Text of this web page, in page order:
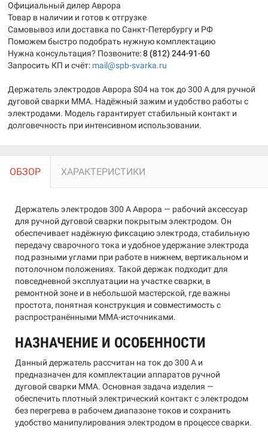
Официальный дилер Аврора
Товар в наличии и готов к отгрузке
Самовывоз или доставка по Санкт-Петербургу и РФ
Поможем быстро подобрать нужную комплектацию
Нужна консультация? Позвоните:8 (812) 244-91-60
Запросить КП и счёт: mail@spb-svarka.ru
Держатель электродов Аврора S04 на ток до 300 А для ручной
дуговой сварки MMA. Надёжный зажим и удобство работы с
электродами. Модель гарантирует стабильный контакт и
долговечность при интенсивном использовании.
ОБЗОР ХАРАКТЕРИСТИКИ
Держатель электродов 300 А Аврора — рабочий аксессуар
для ручной дуговой сварки покрытым электродом. Он
обеспечивает надёжную фиксацию электрода, стабильную
передачу сварочного тока и удобное удержание электрода
под разными углами при работе в нижнем, вертикальном и
потолочном положениях. Такой держак подходит для
повседневной эксплуатации на участке сварки, в
ремонтной зоне и в небольшой мастерской, где важны
простота, понятная конструкция и совместимость с
распространёнными MMA-источниками.
НАЗНАЧЕНИЕ И ОСОБЕННОСТИ
Данный держатель рассчитан на ток до 300 А и
предназначен для комплектации аппаратов ручной
дуговой сварки MMA. Основная задача изделия —
обеспечить плотный электрический контакт с электродом
без перегрева в рабочем диапазоне токов и сохранить
удобство манипулирования электродом в процессе сварки.